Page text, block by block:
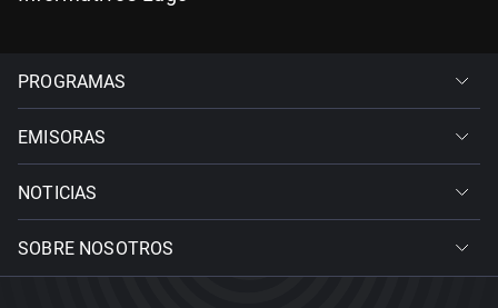
PROGRAMAS
EMISORAS
NOTICIAS
SOBRE NOSOTROS